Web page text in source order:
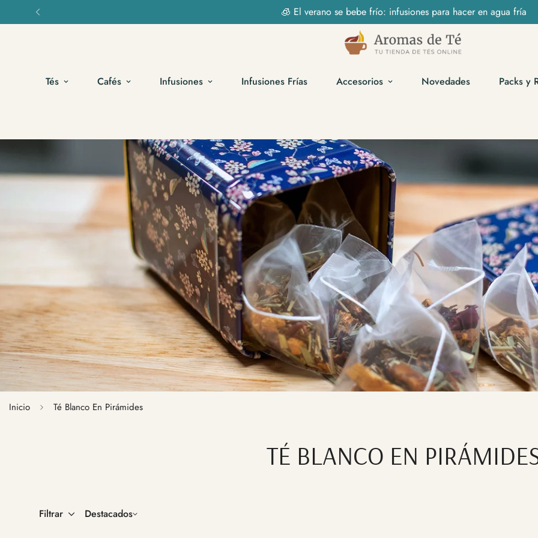
🧊 El verano se bebe frío: infusiones para hacer en agua fría
Tés Cafés Infusiones Infusiones Frías Accesorios Novedades Packs y
Inicio Té Blanco En Pirámides
TÉ BLANCO EN
Filtrar Destacados